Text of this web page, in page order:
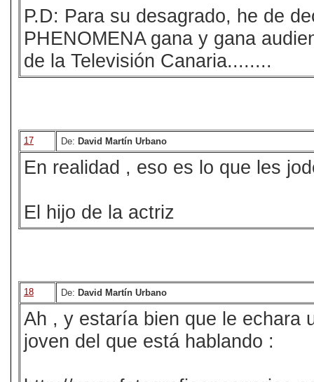
P.D: Para su desagrado, he de
PHENOMENA gana y gana
de la Televisión Canaria........
17 De: David Martín Urbano
En realidad , eso es lo que les
El hijo de la actriz
18 De: David Martín Urbano
Ah , y estaría bien que le echara
joven del que está hablando :